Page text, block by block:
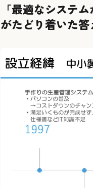
「最適なシステ
がたどり着いた答